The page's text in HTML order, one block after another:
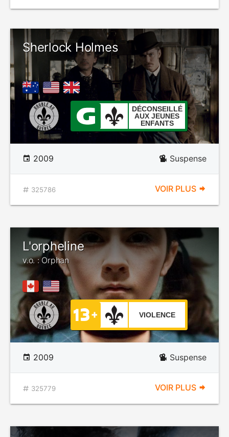
Sherlock Holmes
DÉCONSEILLÉ
AUX JEUNES
ENFANTS
2009 Suspense
325786 VOIR PLUS
L'orpheline
v.o. : Orphan
VIOLENCE
2009 Suspense
325779 VOIR PLUS